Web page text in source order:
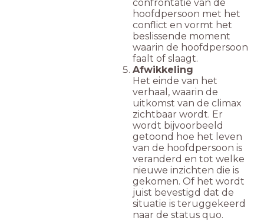
confrontatie van de
hoofdpersoon met het
conflict en vormt het
beslissende moment
waarin de hoofdpersoon
faalt of slaagt.
Afwikkeling
Het einde van het
verhaal, waarin de
uitkomst van de climax
zichtbaar wordt. Er
wordt bijvoorbeeld
getoond hoe het leven
van de hoofdpersoon is
veranderd en tot welke
nieuwe inzichten die is
gekomen. Of het wordt
juist bevestigd dat de
situatie is teruggekeerd
naar de status quo.